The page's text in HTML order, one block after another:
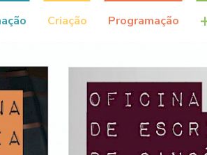
Criação Programação